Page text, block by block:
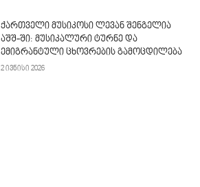
ქართველი მუსიკოსი ლევან შენგელია
აშშ-ში: მუსიკალური ტურნე და
ემიგრანტული ცხოვრების გამოცდილება
2 ივნისი 2026